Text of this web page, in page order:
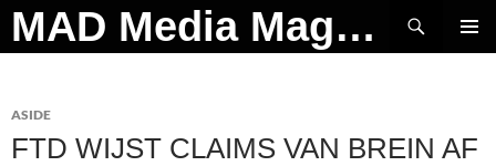
Ga
naar
MAD Media Magazine
Zoeken
ASIDE
FTD WIJST CLAIMS VAN BREIN AF